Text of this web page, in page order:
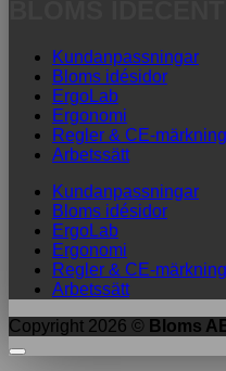
Kundanpassningar
Bloms idésidor
ErgoLab
Ergonomi
Regler & CE-märkning
Arbetssätt
Kundanpassningar
Bloms idésidor
ErgoLab
Ergonomi
Regler & CE-märkning
Arbetssätt
Copyright 2026 © Bloms